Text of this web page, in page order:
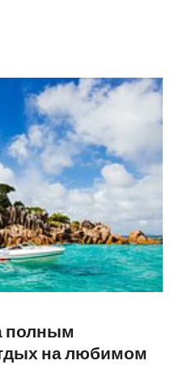
полным
на любимом